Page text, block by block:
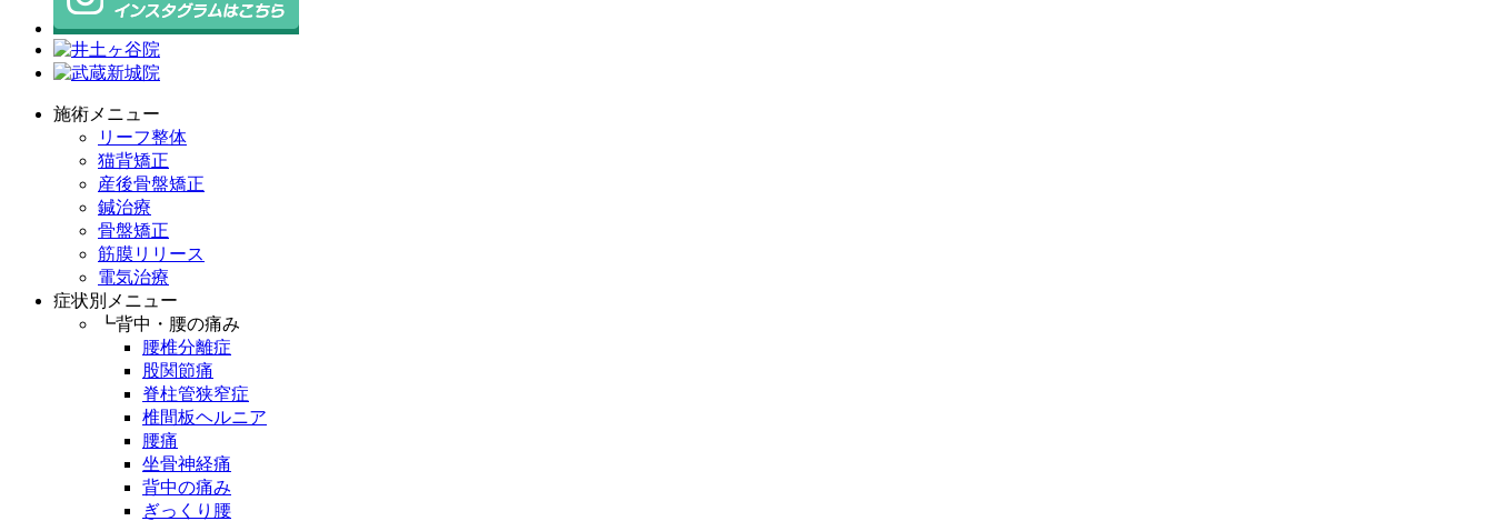
施術メニュー
リーフ整体
猫背矯正
産後骨盤矯正
鍼治療
骨盤矯正
筋膜リリース
電気治療
症状別メニュー
┗背中・腰の痛み
腰椎分離症
股関節痛
脊柱管狭窄症
椎間板ヘルニア
腰痛
坐骨神経痛
背中の痛み
ぎっくり腰